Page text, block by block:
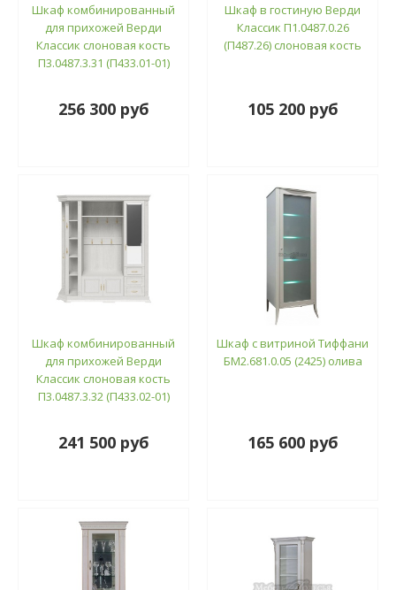
Шкаф комбинированный
для прихожей Верди
Классик слоновая кость
П3.0487.3.31 (П433.01-01)
256 300 руб
Шкаф в гостиную Верди
Классик П1.0487.0.26
(П487.26) слоновая кость
105 200 руб
Шкаф комбинированный
для прихожей Верди
Классик слоновая кость
П3.0487.3.32 (П433.02-01)
241 500 руб
Шкаф с витриной Тиффани
БМ2.681.0.05 (2425) олива
165 600 руб